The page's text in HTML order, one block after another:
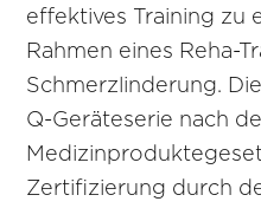
effektives Training zu
Rahmen eines Reha-
Schmerzlinderung.
Q-Geräteserie nach
Zertifizierung durch